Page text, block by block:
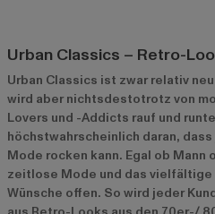
Urban Classics – Retro-
Urban Classics ist zwar relativ
wird aber nichtsdestotrotz von
Lovers und -Addicts rauf und
höchstwahrscheinlich daran,
Mode rocken kann. Egal ob Mann
zeitlose Mode und das
Wünsche offen. So wird jeder